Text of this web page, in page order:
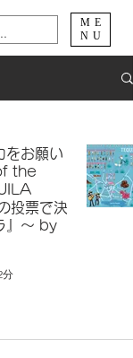
ME
NU
をお願い
the
投票で決
』～ by
分